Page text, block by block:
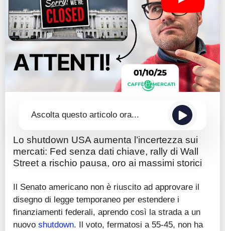
Quotazioni
Conto IG
Guru Monitor
Ascolta questo articolo ora...
Lo shutdown USA aumenta l’incertezza sui
mercati: Fed senza dati chiave, rally di Wall
Street a rischio pausa, oro ai massimi storici
Il Senato americano non è riuscito ad approvare il
disegno di legge temporaneo per estendere i
finanziamenti federali, aprendo così la strada a un
nuovo shutdown. Il voto, fermatosi a 55-45, non ha